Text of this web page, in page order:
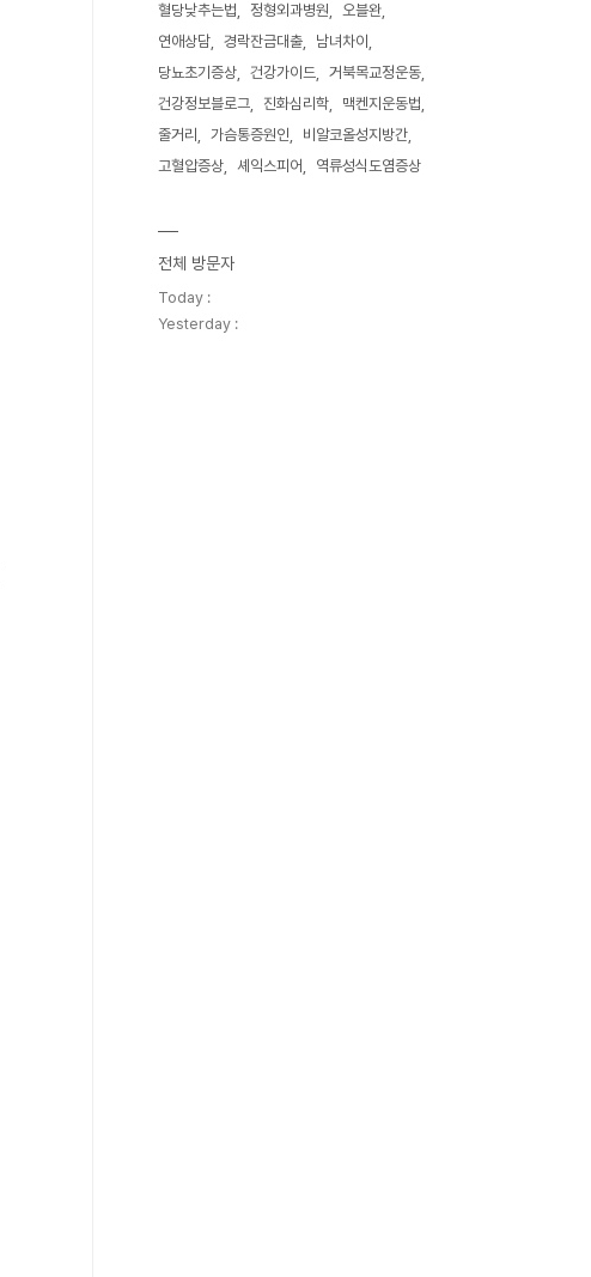
혈당낮추는법
정형외과병원
오블완
연애상담
경락잔금대출
남녀차이
당뇨초기증상
건강가이드
거북목교정운동
건강정보블로그
진화심리학
맥켄지운동법
줄거리
가슴통증원인
비알코올성지방간
고혈압증상
셰익스피어 역류성식도염증상
전체 방문자
Today :
Yesterday :